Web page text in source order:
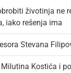
životinja ne
iako rešenja ima
Stevana
Kostića i